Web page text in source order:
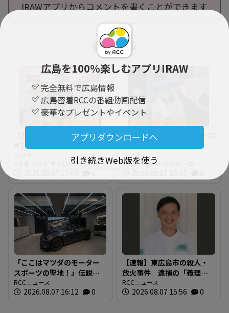
広島を100％楽しむアプリIRAW
完全無料で広島情報
広島密着RCCの番組動画配信
豪華なプレゼントやイベント
アプリダウンロードへ
引き続きWeb版を使う
IRAWアプリからコメントを書くことができます
新着記事
【花金ラジオ すっぴんブ
ギ】8月7日のOA情報
花金ラジオ すっぴんブギ オン
Wひろしのフライデーヒーロ
ー放送内容（8月7日）溶け
てませんか？
ラジオ
WひろしのFRIDAYヒーロー 今
「ここはマツダのモーター
スポーツの聖地！」伝説の
レーシングドライバーが証
言する東京の販売店がマツ
RCCニュース
2026.08.07 16:12 0
【速報】東広島市の殺人・
放火事件 逮捕の「義理の
おい」の男(29) 殺人や殺人
未遂容疑については不起
RCCニュース
2026.08.07 15:56 0